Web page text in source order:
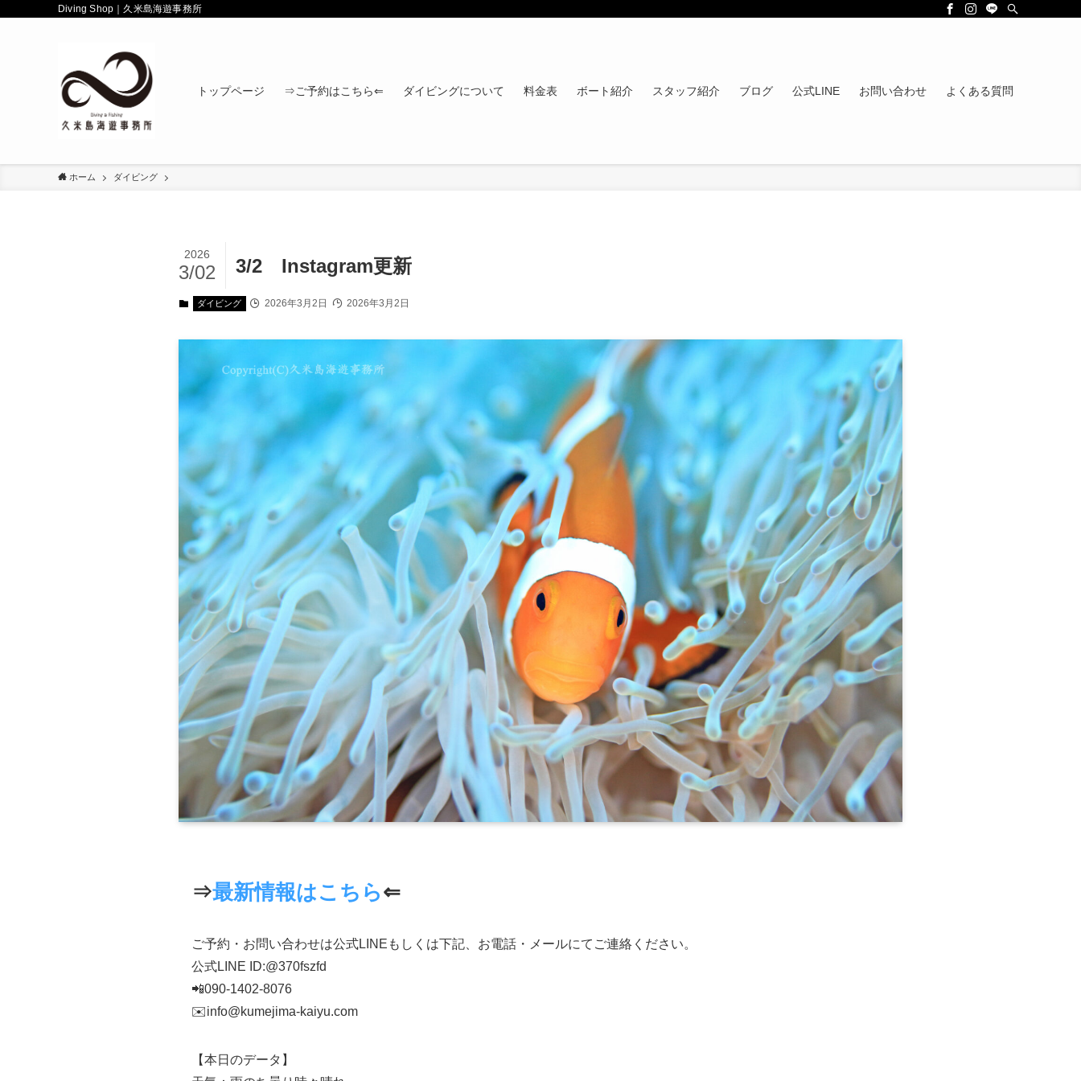
Diving Shop｜久米島海遊事務所
トップページ ⇒ご予約はこちら⇐ ダイビングについて 料金表 ボート紹介 スタッフ紹介 ブログ 公式LINE お問い合わせ よくある質問
ホーム ダイビング
3/2 Instagram更新
2026
3/02
ダイビング 2026年3月2日 2026年3月2日
⇒最新情報はこちら⇐
ご予約・お問い合わせは公式LINEもしくは下記、お電話・メールにてご連絡ください。
公式LINE ID:@370fszfd
📲090-1402-8076
✉️info@kumejima-kaiyu.com
【本日のデータ】